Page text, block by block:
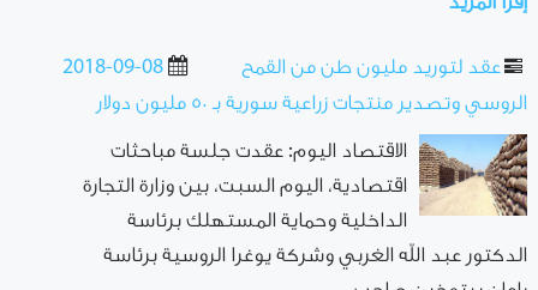
2018-09-08
عقد لتوريد مليون طن من القمح
الروسي وتصدير منتجات زراعية سورية بـ ٥٠ مليون دولار
الاقتصاد اليوم: عقدت جلسة مباحثات
اقتصادية، اليوم السبت، بين وزارة التجارة
الداخلية وحماية المستهلك برئاسة
الدكتور عبد الله الغربي وشركة يوغرا الروسية برئاسة